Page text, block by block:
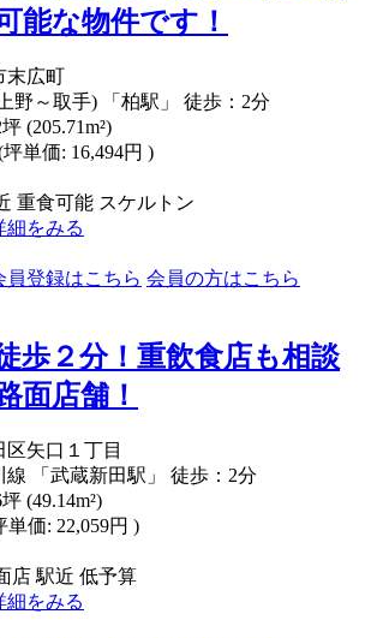
能な物件です！
末広町
野～取手) 「柏駅」 徒歩：2分
(205.71m²)
坪単価: 16,494円 )
重食可能 スケルトン
細をみる
員登録はこちら 会員の方はこちら
歩２分！重飲食店も相談
面店舗！
矢口１丁目
線 「武蔵新田駅」 徒歩：2分
(49.14m²)
単価: 22,059円 )
店 駅近 低予算
細をみる